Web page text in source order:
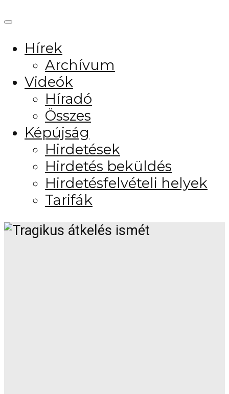
Hírek
Archívum
Videók
Híradó
Összes
Képújság
Hirdetések
Hirdetés beküldés
Hirdetésfelvételi helyek
Tarifák